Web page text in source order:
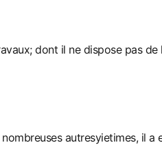
dont il ne dispose pas de
autresyietimes, il a